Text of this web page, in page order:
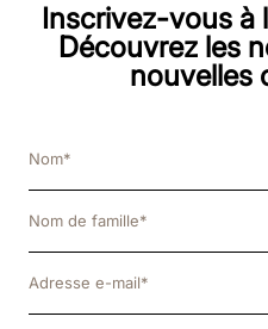
Inscrivez-vous à
Découvrez les
nouvelles